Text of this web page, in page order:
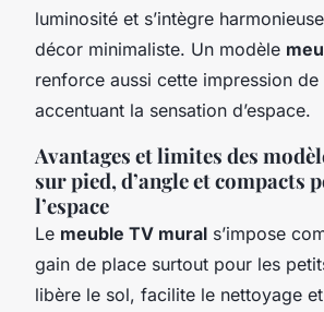
luminosité et s’intègre
décor minimaliste. Un modèle
renforce aussi cette impression de
accentuant la sensation d’espace.
Avantages et limites des
sur pied, d’angle et compacts
l’espace
Le meuble TV mural s’impose
gain de place surtout pour les
libère le sol, facilite le nettoyage